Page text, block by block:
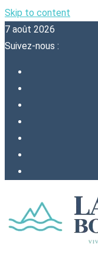
Skip to content
7 août 2026
Suivez-nous :